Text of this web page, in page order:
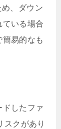
、ダウン
ている場合
易的なも
ドしたファ
クがあり